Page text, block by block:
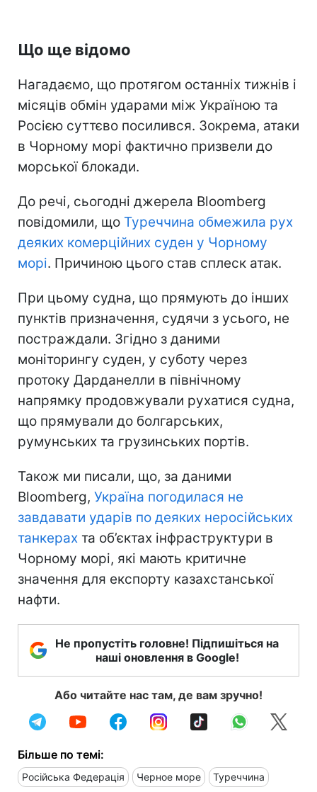
Що ще відомо
Нагадаємо, що протягом останніх тижнів і
місяців обмін ударами між Україною та
Росією суттєво посилився. Зокрема, атаки
в Чорному морі фактично призвели до
морської блокади.
До речі, сьогодні джерела Bloomberg
повідомили, що Туреччина обмежила рух
деяких комерційних суден у Чорному
морі. Причиною цього став сплеск атак.
При цьому судна, що прямують до інших
пунктів призначення, судячи з усього, не
постраждали. Згідно з даними
моніторингу суден, у суботу через
протоку Дарданелли в північному
напрямку продовжували рухатися судна,
що прямували до болгарських,
румунських та грузинських портів.
Також ми писали, що, за даними
Bloomberg, Україна погодилася не
завдавати ударів по деяких неросійських
танкерах та об’єктах інфраструктури в
Чорному морі, які мають критичне
значення для експорту казахстанської
нафти.
Не пропустіть головне! Підпишіться на
наші оновлення в Google!
Або читайте нас там, де вам зручно!
Більше по темі:
Російська Федерація Черное море Туреччина